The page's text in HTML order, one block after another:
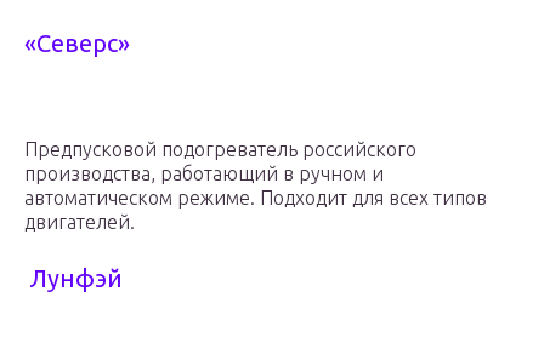
«Северс»
Предпусковой подогреватель российского
производства, работающий в ручном и
автоматическом режиме. Подходит для всех типов
двигателей.
Лунфэй